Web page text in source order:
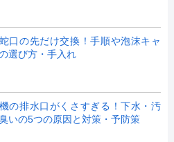
口の先だけ交換！手順や泡沫キャ
選び方・手入れ
の排水口がくさすぎる！下水・汚
いの5つの原因と対策・予防策